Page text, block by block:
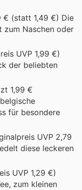
€ (statt 1,49 €) Die
zum Naschen oder
UVP 1,99 €)
der beliebten
1,99 €
für besondere
UVP 2,79
diese leckeren
UVP 1,29 €)
zum kleinen